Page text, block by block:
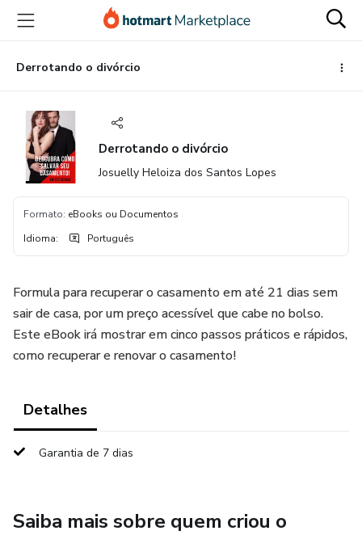
para
conteúdo
principal
para
pagamento
para
rodapé
Derrotando o divórcio
Derrotando o divórcio
Josuelly Heloiza dos Santos Lopes
Formato: eBooks ou Documentos
Idioma: Português
Formula para recuperar o casamento em até 21 dias sem
sair de casa, por um preço acessível que cabe no bolso.
Este eBook irá mostrar em cinco passos práticos e rápidos,
como recuperar e renovar o casamento!
Detalhes
Garantia de 7 dias
Saiba mais sobre quem criou o